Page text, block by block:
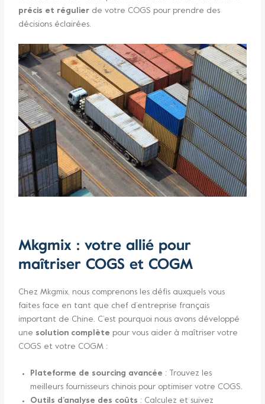
précis et régulier de votre COGS pour prendre des
décisions éclairées.
Mkgmix : votre allié pour
maîtriser COGS et COGM
Chez Mkgmix, nous comprenons les défis auxquels vous
faites face en tant que chef d’entreprise français
important de Chine. C’est pourquoi nous avons développé
une solution complète pour vous aider à maîtriser votre
COGS et votre COGM :
Plateforme de sourcing avancée : Trouvez les
meilleurs fournisseurs chinois pour optimiser votre COGS.
Outils d’analyse des coûts : Calculez et suivez